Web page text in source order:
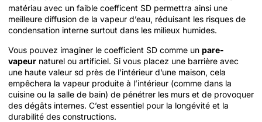
matériau avec un faible coefficent SD permettra ainsi une
meilleure diffusion de la vapeur d’eau, réduisant les risques de
condensation interne surtout dans les milieux humides.
Vous pouvez imaginer le coefficient SD comme un pare-
vapeur naturel ou artificiel. Si vous placez une barrière avec
une haute valeur sd près de l’intérieur d’une maison, cela
empêchera la vapeur produite à l’intérieur (comme dans la
cuisine ou la salle de bain) de pénétrer les murs et de provoquer
des dégâts internes. C’est essentiel pour la longévité et la
durabilité des constructions.